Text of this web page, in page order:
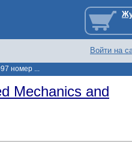
Войти на
номер ...
Mechanics and